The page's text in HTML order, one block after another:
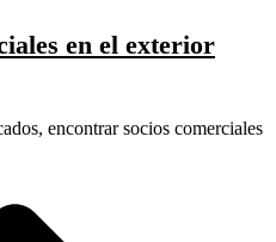
en el exterior
encontrar socios comerciales